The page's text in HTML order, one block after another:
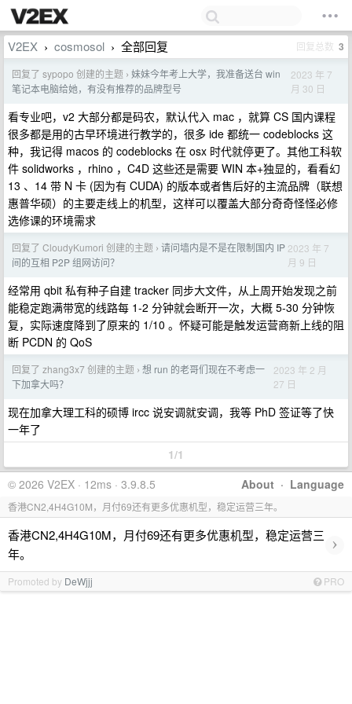
V2EX › cosmosol › 全部回复 回复总数 3
回复了 sypopo 创建的主题 › 妹妹今年考上大学，我准备送台 win
笔记本电脑给她，有没有推荐的品牌型号
2023 年 7
月 30 日
看专业吧，v2 大部分都是码农，默认代入 mac ，就算 CS 国内课程
很多都是用的古早环境进行教学的，很多 ide 都统一 codeblocks 这
种，我记得 macos 的 codeblocks 在 osx 时代就停更了。其他工科软
件 solidworks ，rhino ，C4D 这些还是需要 WIN 本+独显的，看看幻
13 、14 带 N 卡 (因为有 CUDA) 的版本或者售后好的主流品牌（联想
惠普华硕）的主要走线上的机型，这样可以覆盖大部分奇奇怪怪必修
选修课的环境需求
回复了 CloudyKumori 创建的主题 › 请问墙内是不是在限制国内 IP
间的互相 P2P 组网访问？
2023 年 7
月 9 日
经常用 qbit 私有种子自建 tracker 同步大文件，从上周开始发现之前
能稳定跑满带宽的线路每 1-2 分钟就会断开一次，大概 5-30 分钟恢
复，实际速度降到了原来的 1/10 。怀疑可能是触发运营商新上线的阻
断 PCDN 的 QoS
回复了 zhang3x7 创建的主题 › 想 run 的老哥们现在不考虑一
下加拿大吗？
2023 年 2 月
27 日
现在加拿大理工科的硕博 ircc 说安调就安调，我等 PhD 签证等了快
一年了
1/1
About · Language
© 2026 V2EX · 12ms · 3.9.8.5
香港CN2,4H4G10M，月付69还有更多优惠机型，稳定运营三年。
香港CN2,4H4G10M，月付69还有更多优惠机型，稳定运营三
年。
›
Promoted by DeWjjj PRO